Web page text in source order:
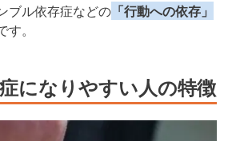
ブル依存症などの 「行動への依存」
。
になりやすい人の特徴